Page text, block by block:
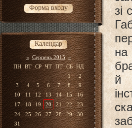
Форма входу
Календар
« Серпень 2015 »
ПН
ВТ СР ЧТ ПТ СБ
НД
1
2
3
4 5 6 7 8
9
10
11 12 13 14 15
16
17
18 19 20 21 22
23
24
25 26 27 28 29
30
31
зі
на
й